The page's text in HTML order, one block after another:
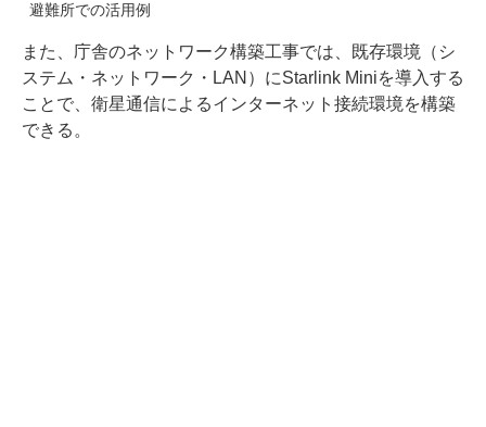
避難所での活用例
また、庁舎のネットワーク構築工事では、既存環境（シ
ステム・ネットワーク・LAN）にStarlink Miniを導入する
ことで、衛星通信によるインターネット接続環境を構築
できる。